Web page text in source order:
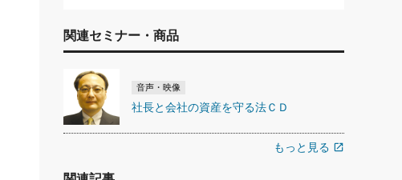
関連セミナー・商品
音声・映像
社長と会社の資産を守る法ＣＤ
もっと見る open_in_new